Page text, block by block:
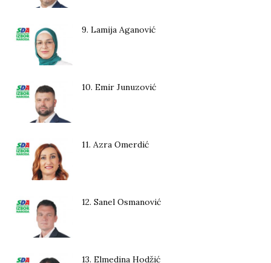
9. Lamija Aganović
10. Emir Junuzović
11. Azra Omerdić
12. Sanel Osmanović
13. Elmedina Hodžić